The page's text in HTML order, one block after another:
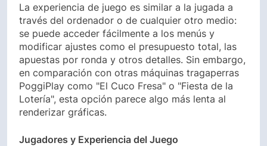
La experiencia de juego es similar a la jugada a
través del ordenador o de cualquier otro medio:
se puede acceder fácilmente a los menús y
modificar ajustes como el presupuesto total, las
apuestas por ronda y otros detalles. Sin embargo,
en comparación con otras máquinas tragaperras
PoggiPlay como "El Cuco Fresa" o "Fiesta de la
Lotería", esta opción parece algo más lenta al
renderizar gráficas.
Jugadores y Experiencia del Juego